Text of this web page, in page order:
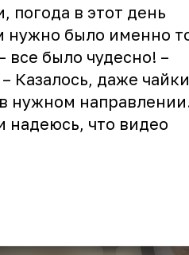
погода в этот день
нужно было именно
все было чудесно! –
Казалось, даже чайки,
нужном
надеюсь, что видео